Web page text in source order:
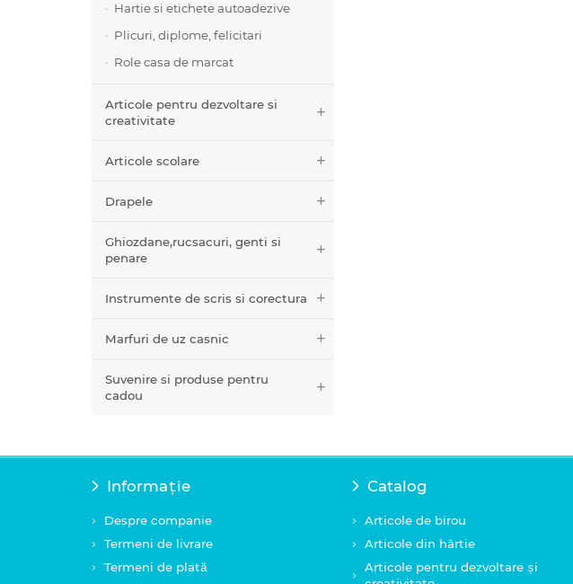
Hartie si etichete autoadezive
Plicuri, diplome, felicitari
Role casa de marcat
Articole pentru dezvoltare si
creativitate
Articole scolare
Drapele
Ghiozdane,rucsacuri, genti si
penare
Instrumente de scris si corectura
Marfuri de uz casnic
Suvenire si produse pentru
cadou
Informație
Despre companie
Termeni de livrare
Termeni de plată
Catalog
Articole de birou
Articole din hârtie
Articole pentru dezvoltare și